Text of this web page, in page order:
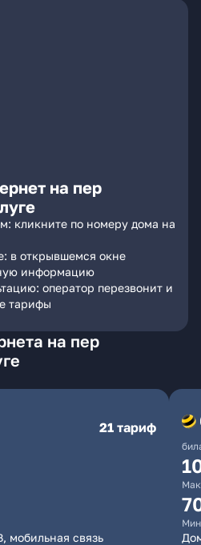
на пер
кликните по номеру дома на
в открывшемся окне
информацию
оператор перезвонит и
тарифы
на пер
21 тариф
мобильная связь